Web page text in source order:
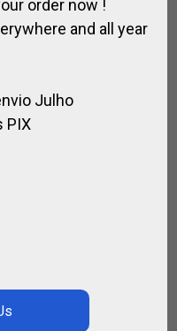
order now !
and all year
Julho
PIX